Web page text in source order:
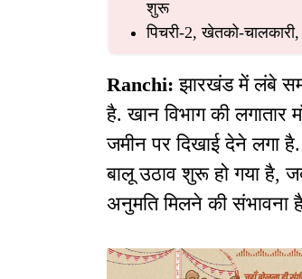
शुरू
पिचरी-2, खेतको-
Ranchi: झारखंड में लंबे
है. खान विभाग की
जमीन पर दिखाई देने लगा
बालू उठाव शुरू हो गया है,
अनुमति मिलने की संभावना